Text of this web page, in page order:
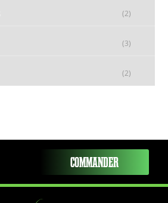
(2)
(3)
(2)
COMMANDER